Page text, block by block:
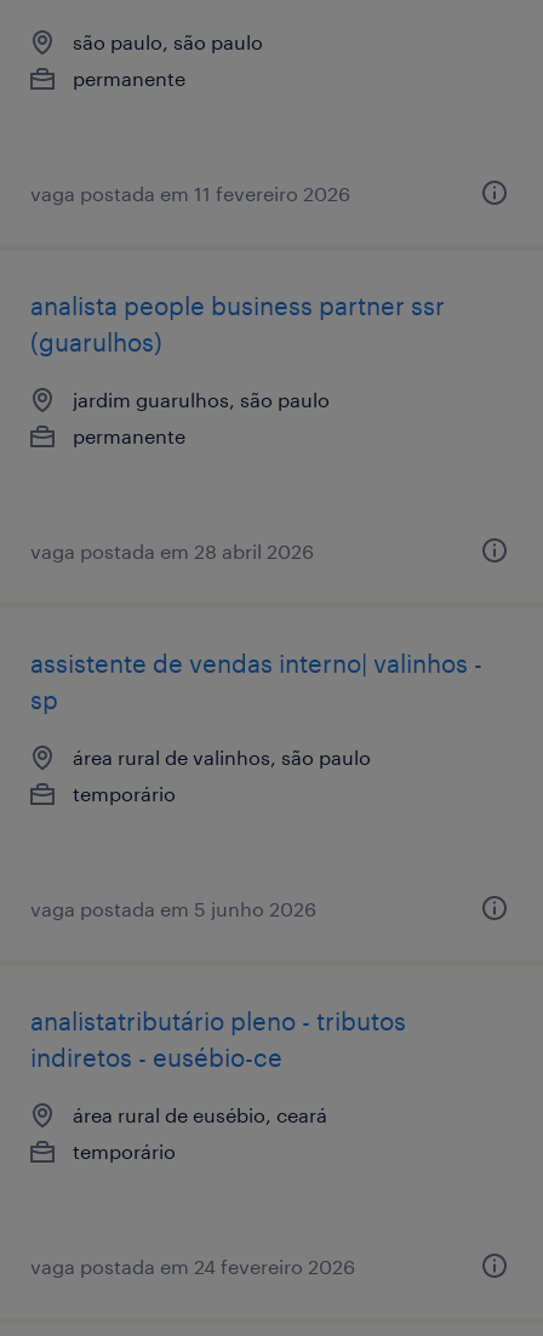
são paulo, são paulo
permanente
vaga postada em 11 fevereiro 2026
analista ​people ​business ​partner ssr
(guarulhos)
jardim guarulhos, são paulo
permanente
vaga postada em 28 abril 2026
assistente de vendas interno| valinhos -
sp
área rural de valinhos, são paulo
temporário
vaga postada em 5 junho 2026
analistatributário pleno - tributos
indiretos - eusébio-ce
área rural de eusébio, ceará
temporário
vaga postada em 24 fevereiro 2026